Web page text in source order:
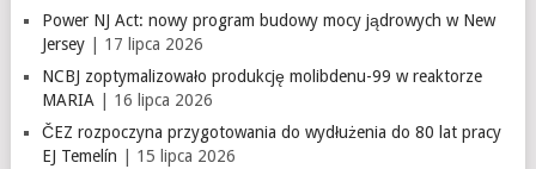
Power NJ Act: nowy program budowy mocy jądrowych w New
Jersey| 17 lipca 2026
NCBJ zoptymalizowało produkcję molibdenu-99 w reaktorze
MARIA| 16 lipca 2026
ČEZ rozpoczyna przygotowania do wydłużenia do 80 lat pracy
EJ Temelín | 15 lipca 2026